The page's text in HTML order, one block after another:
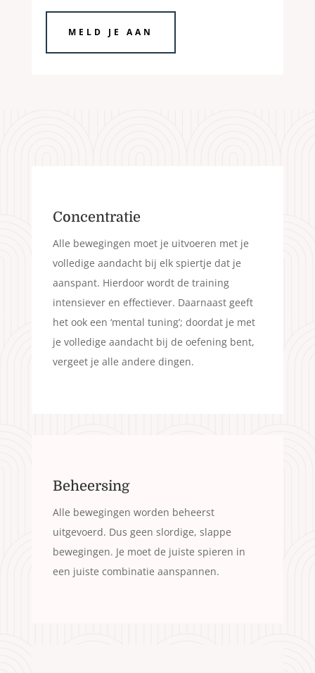
MELD JE AAN
Concentratie
Alle bewegingen moet je uitvoeren met je
volledige aandacht bij elk spiertje dat je
aanspant. Hierdoor wordt de training
intensiever en effectiever. Daarnaast geeft
het ook een ‘mental tuning’; doordat je met
je volledige aandacht bij de oefening bent,
vergeet je alle andere dingen.
Beheersing
Alle bewegingen worden beheerst
uitgevoerd. Dus geen slordige, slappe
bewegingen. Je moet de juiste spieren in
een juiste combinatie aanspannen.